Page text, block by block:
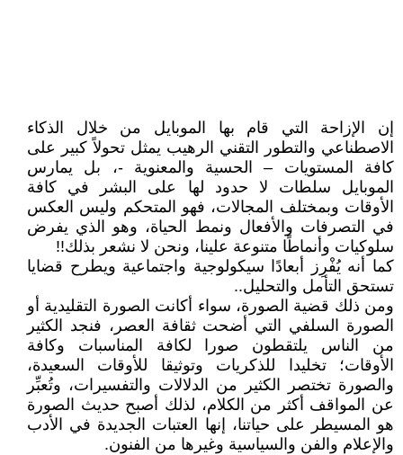
إن الإزاحة التي قام بها الموبايل من خلال الذكاء
الاصطناعي والتطور التقني الرهيب يمثل تحولاً كبير على
كافة المستويات – الحسية والمعنوية -، بل يمارس
الموبايل سلطات لا حدود لها على البشر في كافة
الأوقات وبمختلف المجالات، فهو المتحكم وليس العكس
في التصرفات والأفعال ونمط الحياة، وهو الذي يفرض
سلوكيات وأنماطًا متنوعة علينا، ونحن لا نشعر بذلك!!
كما أنه يُفْرِز أبعادًا سيكولوجية واجتماعية ويطرح قضايا
تستحق التأمل والتحليل..
ومن ذلك قضية الصورة، سواء أكانت الصورة التقليدية أو
الصورة السلفي التي أضحت ثقافة العصر، فنجد الكثير
من الناس يلتقطون صورا لكافة المناسبات وكافة
الأوقات؛ تخليدا للذكريات وتوثيقا للأوقات السعيدة،
والصورة تختصر الكثير من الدلالات والتفسيرات، وتُعبِّر
عن المواقف أكثر من الكلام، لذلك أصبح حديث الصورة
هو المسيطر على حياتنا، إنها العتبات الجديدة في الأدب
والإعلام والفن والسياسية وغيرها من الفنون.